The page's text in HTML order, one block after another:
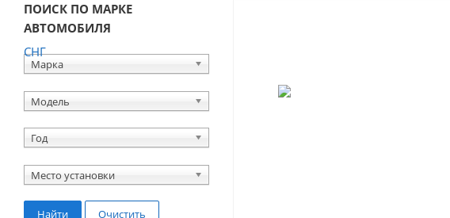
ПОИСК ПО МАРКЕ
АВТОМОБИЛЯ
Марка
Модель
Год
Место установки
Найти Очистить